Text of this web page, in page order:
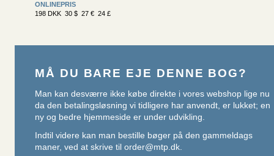
ONLINEPRIS
198 DKK 30 $ 27 € 24 £
MÅ DU BARE EJE DENNE BOG?
Man kan desværre ikke købe direkte i vores webshop lige nu
da den betalingsløsning vi tidligere har anvendt, er lukket; en
ny og bedre hjemmeside er under udvikling.
Indtil videre kan man bestille bøger på den gammeldags
maner, ved at skrive til order@mtp.dk.